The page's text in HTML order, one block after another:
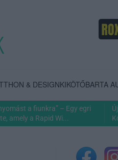
& DESIGNKIKÖTŐBARTA
a fiunkra” – Egy egri
amely a Rapid Wi...